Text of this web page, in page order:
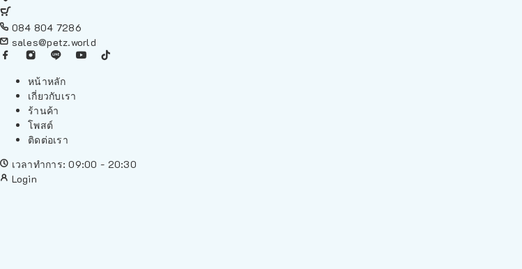
084 804 7286
sales@petz.world
หน้าหลัก
เกี่ยวกับเรา
ร้านค้า
โพสต์
ติดต่อเรา
เวลาทำการ: 09:00 - 20:30
Login